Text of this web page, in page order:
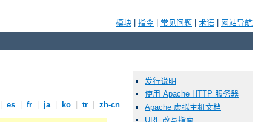
模块 指令 常见问题 术语 网站导航
es fr ja ko tr zh-cn
发行说明
使用 Apache HTTP 服务器
Apache 虚拟主机文档
URL 改写指南